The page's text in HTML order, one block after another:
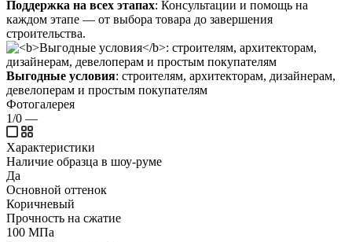
Поддержка на всех этапах: Консультации и помощь на
каждом этапе — от выбора товара до завершения
строительства.
Выгодные условия: строителям, архитекторам, дизайнерам,
девелоперам и простым покупателям
Фотогалерея
1/0 —
Характеристики
Наличие образца в шоу-руме
Да
Основной оттенок
Коричневый
Прочность на сжатие
100 МПа